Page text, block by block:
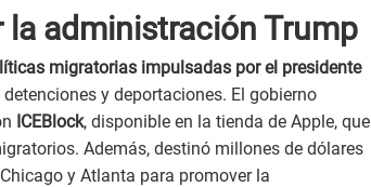
la administración Trump
migratorias impulsadas por el presidente
y deportaciones. El gobierno
ICEBlock, disponible en la tienda de Apple, que
Además, destinó millones de dólares
y Atlanta para promover la